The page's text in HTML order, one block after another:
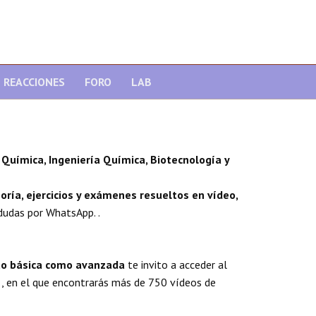
REACCIONES FORO LAB
Ingeniería Química, Biotecnología y
ejercicios y exámenes resueltos en vídeo,
por WhatsApp. .
básica como avanzada te invito a acceder al
en el que encontrarás más de 750 vídeos de